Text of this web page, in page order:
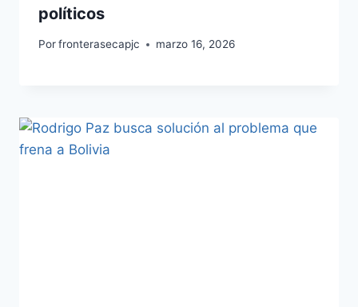
políticos
Porfronterasecapjc marzo 16, 2026